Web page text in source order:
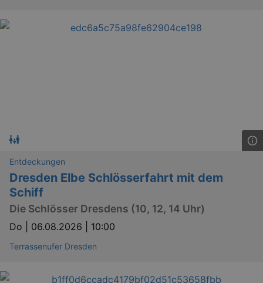
Entdeckungen
Dresden Elbe Schlösserfahrt mit dem
Schiff
Die Schlösser Dresdens (10, 12, 14 Uhr)
Do | 06.08.2026 | 10:00
Terrassenufer Dresden